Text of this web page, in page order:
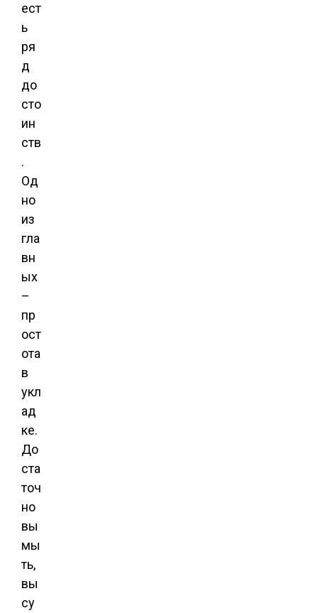
ест
ь
ря
д
до
сто
ин
ств
.
Од
но
из
гла
вн
ых
–
пр
ост
ота
в
укл
ад
ке.
До
ста
точ
но
вы
мы
ть,
вы
су